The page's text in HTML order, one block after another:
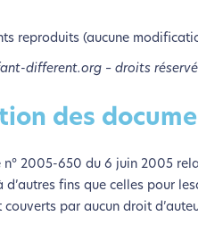
reproduits (aucune
different.org – droits
des
n° 2005-650 du 6 juin 2005
fins que celles pour
par aucun droit